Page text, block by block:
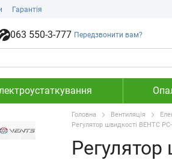
Гарантія
063 550-3-777 Передзвонити вам?
Головна Вентиляція
Регулятор швидкості ВЕНТС